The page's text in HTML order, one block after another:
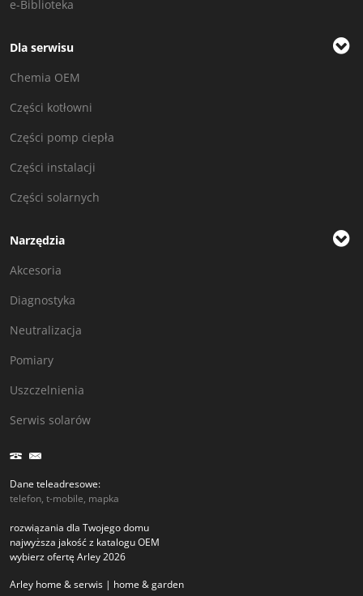
e-Biblioteka
Dla serwisu
Chemia OEM
Części kotłowni
Części pomp ciepła
Części instalacji
Części solarnych
Narzędzia
Akcesoria
Diagnostyka
Neutralizacja
Pomiary
Uszczelnienia
Serwis solarów
Dane teleadresowe:
telefon, t-mobile, mapka
rozwiązania dla Twojego domu
najwyższa jakość z katalogu OEM
wybierz ofertę Arley 2026
Arley home & serwis | home & garden